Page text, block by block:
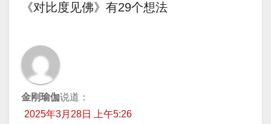
导
航
《对比度见佛》有29个想法
金刚瑜伽说道：
2025年3月28日 上午5:26